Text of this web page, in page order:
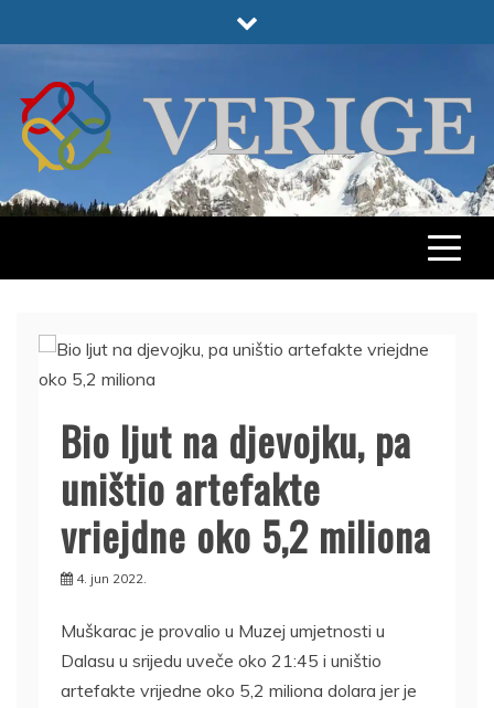
to
VERIGE
ODABRANO
Bio ljut na djevojku, pa
uništio artefakte
vriejdne oko 5,2 miliona
4. jun 2022.
Muškarac je provalio u Muzej umjetnosti u
Dalasu u srijedu uveče oko 21:45 i uništio
artefakte vrijedne oko 5,2 miliona dolara jer je